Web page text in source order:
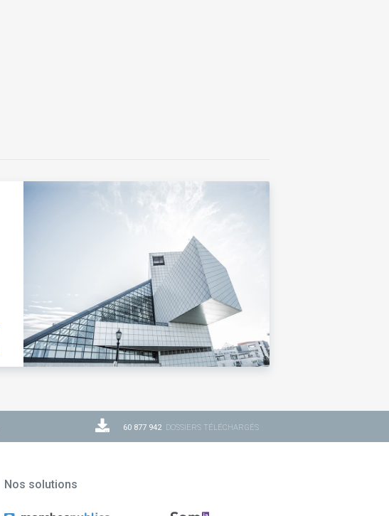
60 877 942DOSSIERS TÉLÉCHARGÉS
Nos solutions